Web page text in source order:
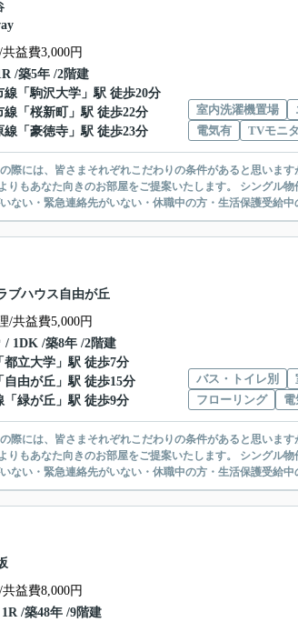
益費3,000円
/築5年 /2階建
線 「駒沢大学 」駅 徒歩20分
線 「 桜新町
」駅 徒歩22分
線 「 豪徳寺 」駅 徒歩23分
室内洗濯機置場
電気有
TVモニ
ご提案いたします。 シングル物件からファミリー物件まで、他には
豊富にご紹介しております。 保証人がいない・緊急連絡先がいない・休職中の方・生活保護受
ブハウス自由が丘
/共益費5,000円
/ 1DK /築8年 /2階建
都立大学 」駅 徒歩7分
自由が丘 」駅 徒歩15分
「 緑が丘 」駅 徒歩9分
バス・トイレ別
フローリング
電
ご提案いたします。 シングル物件からファミリー物件まで、他には
豊富にご紹介しております。 保証人がいない・緊急連絡先がいない・休職中の方・生活保護受
益費8,000円
/築48年 /9階建